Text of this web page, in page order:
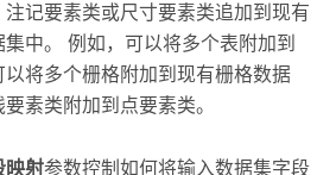
记要素类或尺寸要素类追加到现有
中。 例如，可以将多个表附加到
将多个栅格附加到现有栅格数据
素类附加到点要素类。
映射参数控制如何将输入数据集字段